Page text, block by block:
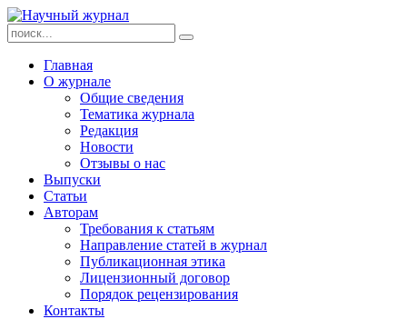
Главная
О журнале
Общие сведения
Тематика журнала
Редакция
Новости
Отзывы о нас
Выпуски
Статьи
Авторам
Требования к статьям
Направление статей в журнал
Публикационная этика
Лицензионный договор
Порядок рецензирования
Контакты